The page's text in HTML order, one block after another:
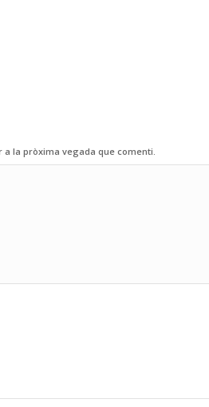
la pròxima vegada que comenti.